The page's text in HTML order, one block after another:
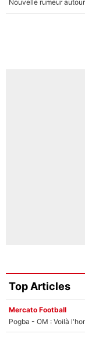
Top Articles
Mercato Football
Pogba - OM : Voilà